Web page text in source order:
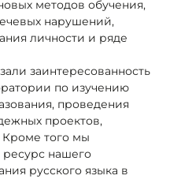
методов обучения,
нарушений,
личности и ряде
заинтересованность
по изучению
проведения
проектов,
Кроме того мы
ресурс нашего
русского языка в